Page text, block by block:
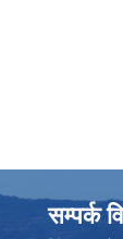
सम्पर्क